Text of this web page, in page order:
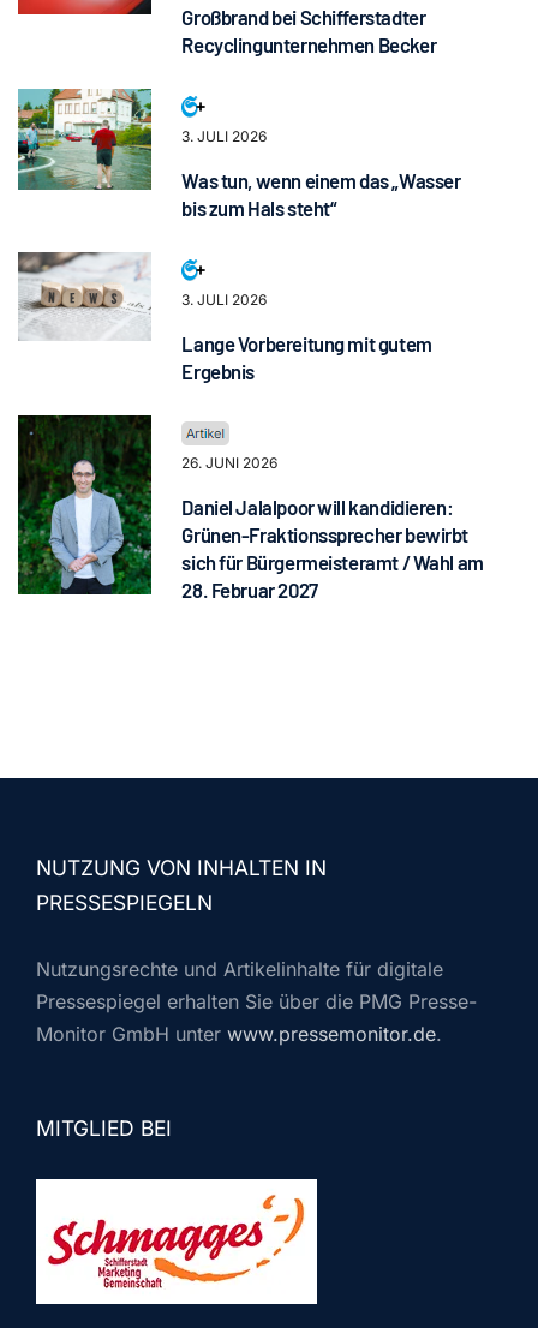
Großbrand bei Schifferstadter
Recyclingunternehmen Becker
3. JULI 2026
Was tun, wenn einem das „Wasser
bis zum Hals steht“
3. JULI 2026
Lange Vorbereitung mit gutem
Ergebnis
26. JUNI 2026
Daniel Jalalpoor will kandidieren:
Grünen-Fraktionssprecher bewirbt
sich für Bürgermeisteramt / Wahl am
28. Februar 2027
NUTZUNG VON INHALTEN IN
PRESSESPIEGELN
Nutzungsrechte und Artikelinhalte für digitale
Pressespiegel erhalten Sie über die PMG Presse-
Monitor GmbH unter www.pressemonitor.de.
MITGLIED BEI